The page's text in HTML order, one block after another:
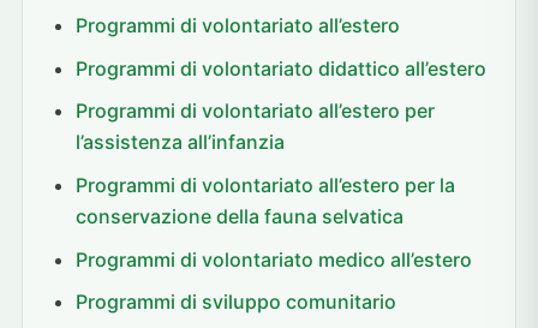
Programmi di volontariato all’estero
Programmi di volontariato didattico all’estero
Programmi di volontariato all’estero per
l’assistenza all’infanzia
Programmi di volontariato all’estero per la
conservazione della fauna selvatica
Programmi di volontariato medico all’estero
Programmi di sviluppo comunitario